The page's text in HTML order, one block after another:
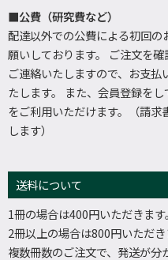
■公費（研究費など）
配達以外での公費による初回
願いしております。 ご注文を
ご連絡いたしますので、お支
たします。 また、会員登録を
をご利用いただけます。（請
します）
送料について
1冊の場合は400円いただきます。
2冊以上の場合は800円いただき
複数冊数のご注文で、発送が